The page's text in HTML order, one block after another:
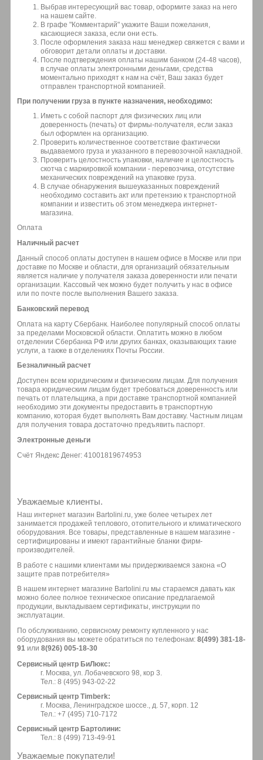
Выбрав интересующий вас товар, оформите заказ на него
на нашем сайте.
В графе "Комментарий" укажите Ваши пожелания,
касающиеся заказа, если они есть.
После оформления заказа наш менеджер свяжется с вами и
обговорит детали оплаты и доставки.
После подтверждения оплаты нашим банком (24-48 часов),
в случае оплаты электронными деньгами, средства
моментально приходят к нам на счёт, Ваш заказ будет
отправлен транспортной компанией.
При получении груза в пункте назначения, необходимо:
Иметь с собой паспорт для физических лиц или
доверенность (печать) от фирмы-получателя, если заказ
был оформлен на организацию.
Проверить количественное соответствие фактически
выдаваемого груза и указанного в перевозочной накладной.
Проверить целостность упаковки, наличие и целостность
скотча с маркировкой компании - перевозчика, отсутствие
механических повреждений на упаковке груза.
В случае обнаружения вышеуказанных повреждений
необходимо составить акт или претензию к транспортной
компании и известить об этом менеджера интернет-
магазина.
Оплата
Наличный расчет
Данный способ оплаты доступен в нашем офисе в Москве или при
доставке по Москве и области, для организаций обязательным
является наличие у получателя заказа доверенности или печати
организации. Кассовый чек можно будет получить у нас в офисе
или по почте после выполнения Вашего заказа.
Банковский перевод
Оплата на карту Сбербанк. Наиболее популярный способ оплаты
за пределами Московской области. Оплатить можно в любом
отделении Сбербанка РФ или других банках, оказывающих такие
услуги, а также в отделениях Почты России.
Безналичный расчет
Доступен всем юридическим и физическим лицам. Для получения
товара юридическим лицам будет требоваться доверенность или
печать от плательщика, а при доставке транспортной компанией
необходимо эти документы предоставить в транспортную
компанию, которая будет выполнять Вам доставку. Частным лицам
для получения товара достаточно предъявить паспорт.
Электронные деньги
Счёт Яндекс Денег: 41001819674953
Уважаемые клиенты.
Наш интернет магазин Bartolini.ru, уже более четырех лет
занимается продажей теплового, отопительного и климатического
оборудования. Все товары, представленные в нашем магазине -
сертифицированы и имеют гарантийные бланки фирм-
производителей.
В работе с нашими клиентами мы придерживаемся закона «О
защите прав потребителя»
В нашем интернет магазине Bartolini.ru мы стараемся давать как
можно более полное техническое описание предлагаемой
продукции, выкладываем сертификаты, инструкции по
эксплуатации.
По обслуживанию, сервисному ремонту купленного у нас
оборудования вы можете обратиться по телефонам: 8(499) 381-18-
91 или 8(926) 005-18-30
Сервисный центр БиЛюкс:
г. Москва, ул. Лобачевского 98, кор 3.
Тел.: 8 (495) 943-02-22
Сервисный центр Timberk:
г. Москва, Ленинградское шоссе., д. 57, корп. 12
Тел.: +7 (495) 710-7172
Сервисный центр Бартолини:
Тел.: 8 (499) 713-49-91
Уважаемые покупатели!